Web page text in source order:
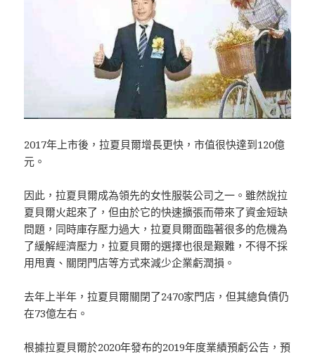
2017年上市後，拉夏貝爾增長更快，市值很快達到120億
元。
因此，拉夏貝爾成為領先的女性服裝公司之一。雖然說拉
夏貝爾火起來了，但由於它的快速擴張而帶來了資金短缺
問題，同時庫存壓力過大，拉夏貝爾面臨著很多的危機為
了緩解經濟壓力，拉夏貝爾的選擇也很是艱難，不得不採
用甩賣、關閉門店等方式來減少企業虧潤損。
去年上半年，拉夏貝爾關閉了2470家門店，但其總負債仍
在73億左右。
根據拉夏貝爾於2020年發布的2019年度業績預虧公告，預